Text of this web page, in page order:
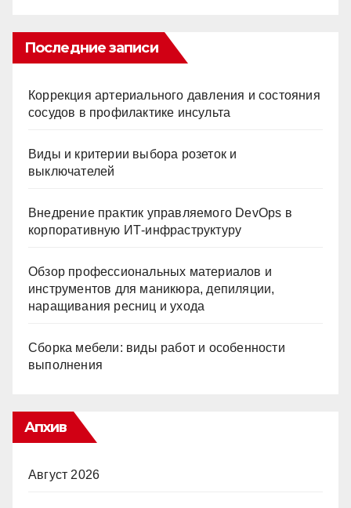
Последние записи
Коррекция артериального давления и состояния
сосудов в профилактике инсульта
Виды и критерии выбора розеток и
выключателей
Внедрение практик управляемого DevOps в
корпоративную ИТ-инфраструктуру
Обзор профессиональных материалов и
инструментов для маникюра, депиляции,
наращивания ресниц и ухода
Сборка мебели: виды работ и особенности
выполнения
Апхив
Август 2026